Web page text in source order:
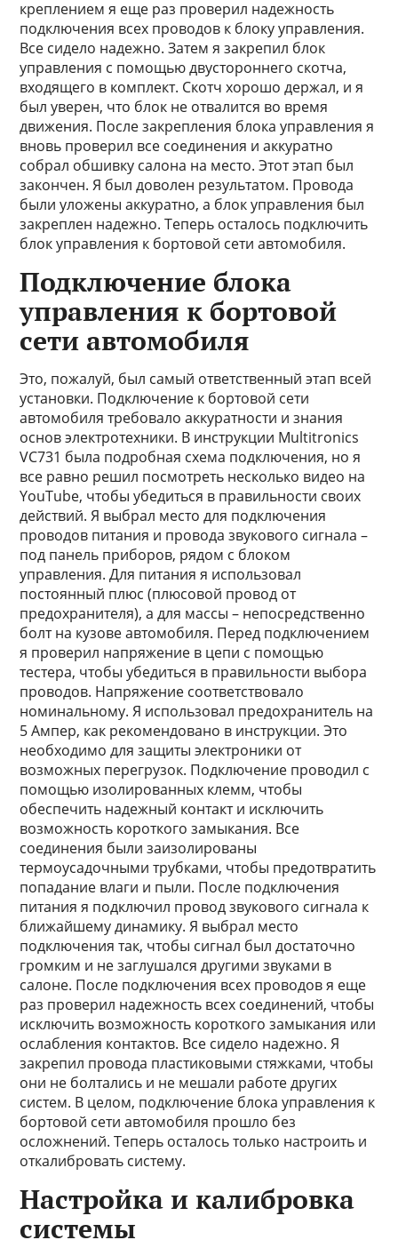
креплением я еще раз проверил надежность
подключения всех проводов к блоку управления.
Все сидело надежно. Затем я закрепил блок
управления с помощью двустороннего скотча,
входящего в комплект. Скотч хорошо держал, и я
был уверен, что блок не отвалится во время
движения. После закрепления блока управления я
вновь проверил все соединения и аккуратно
собрал обшивку салона на место. Этот этап был
закончен. Я был доволен результатом. Провода
были уложены аккуратно, а блок управления был
закреплен надежно. Теперь осталось подключить
блок управления к бортовой сети автомобиля.
Подключение блока
управления к бортовой
сети автомобиля
Это, пожалуй, был самый ответственный этап всей
установки. Подключение к бортовой сети
автомобиля требовало аккуратности и знания
основ электротехники. В инструкции Multitronics
VC731 была подробная схема подключения, но я
все равно решил посмотреть несколько видео на
YouTube, чтобы убедиться в правильности своих
действий. Я выбрал место для подключения
проводов питания и провода звукового сигнала –
под панель приборов, рядом с блоком
управления. Для питания я использовал
постоянный плюс (плюсовой провод от
предохранителя), а для массы – непосредственно
болт на кузове автомобиля. Перед подключением
я проверил напряжение в цепи с помощью
тестера, чтобы убедиться в правильности выбора
проводов. Напряжение соответствовало
номинальному. Я использовал предохранитель на
5 Ампер, как рекомендовано в инструкции. Это
необходимо для защиты электроники от
возможных перегрузок. Подключение проводил с
помощью изолированных клемм, чтобы
обеспечить надежный контакт и исключить
возможность короткого замыкания. Все
соединения были заизолированы
термоусадочными трубками, чтобы предотвратить
попадание влаги и пыли. После подключения
питания я подключил провод звукового сигнала к
ближайшему динамику. Я выбрал место
подключения так, чтобы сигнал был достаточно
громким и не заглушался другими звуками в
салоне. После подключения всех проводов я еще
раз проверил надежность всех соединений, чтобы
исключить возможность короткого замыкания или
ослабления контактов. Все сидело надежно. Я
закрепил провода пластиковыми стяжками, чтобы
они не болтались и не мешали работе других
систем. В целом, подключение блока управления к
бортовой сети автомобиля прошло без
осложнений. Теперь осталось только настроить и
откалибровать систему.
Настройка и калибровка
системы